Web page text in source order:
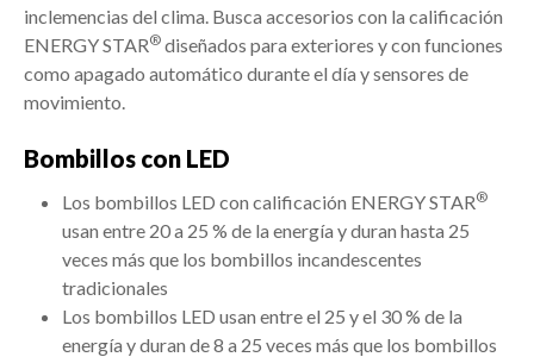
inclemencias del clima. Busca accesorios con la calificación
ENERGY STAR® diseñados para exteriores y con funciones
como apagado automático durante el día y sensores de
movimiento.
Bombillos con LED
Los bombillos LED con calificación ENERGY STAR®
usan entre 20 a 25 % de la energía y duran hasta 25
veces más que los bombillos incandescentes
tradicionales
Los bombillos LED usan entre el 25 y el 30 % de la
energía y duran de 8 a 25 veces más que los bombillos